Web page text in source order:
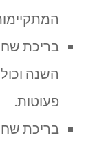
בריכת
השנה
פעוטות.
בריכת